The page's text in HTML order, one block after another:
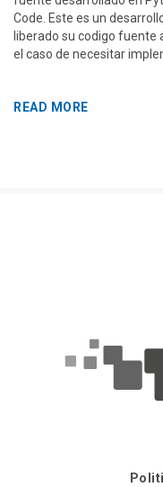
Code. Este es un
liberado su codigo fuente
el caso de necesitar
READ MORE